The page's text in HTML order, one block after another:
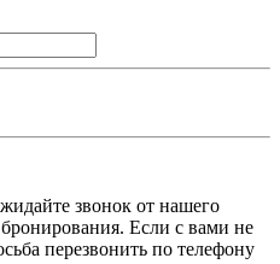
звонок от нашего
Если с вами не
перезвонить по телефону